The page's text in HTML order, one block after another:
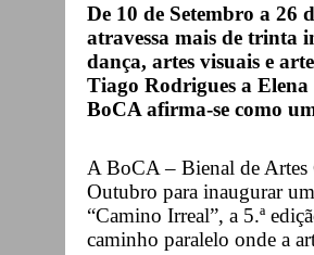
De 10 de Setembro a 26
atravessa mais de trinta
dança, artes visuais e
Tiago Rodrigues a
BoCA afirma-se como
A BoCA – Bienal de Artes
Outubro para inaugurar
“Camino Irreal”, a 5.ª
caminho paralelo onde a